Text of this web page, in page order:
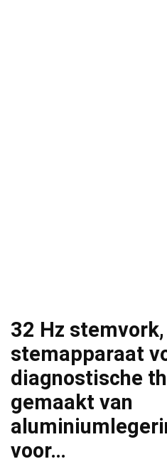
32 Hz
stemapparaat
diagnostische
gemaakt van
voor…